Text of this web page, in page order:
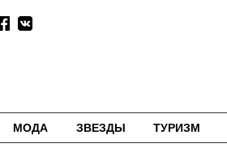
МОДА ЗВЕЗДЫ ТУРИЗМ